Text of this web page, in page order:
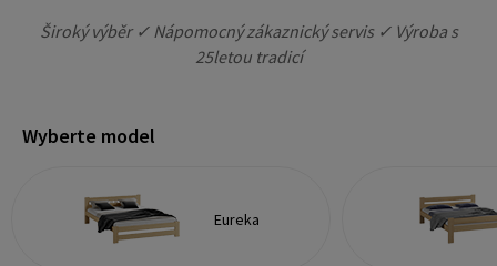
Široký výběr ✓ Nápomocný zákaznický servis ✓ Výroba s
25letou tradicí
Wyberte model
Eureka